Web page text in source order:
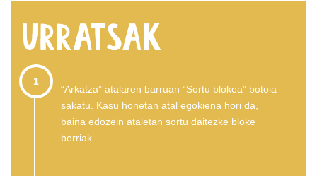
1
“Arkatza” atalaren barruan “Sortu blokea” botoia
sakatu. Kasu honetan atal egokiena hori da,
baina edozein ataletan sortu daitezke bloke
berriak.